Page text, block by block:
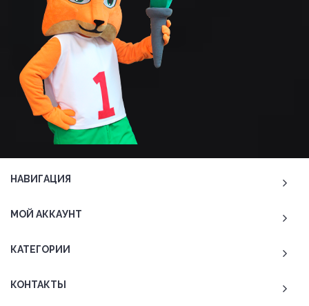
НАВИГАЦИЯ
МОЙ АККАУНТ
КАТЕГОРИИ
КОНТАКТЫ